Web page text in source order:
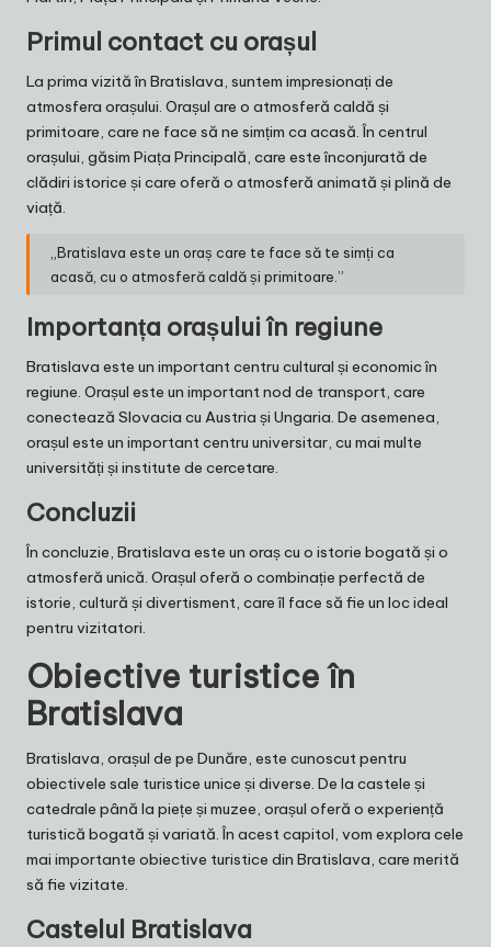
Primul contact cu orașul
La prima vizită în Bratislava, suntem impresionați de
atmosfera orașului. Orașul are o atmosferă caldă și
primitoare, care ne face să ne simțim ca acasă. În centrul
orașului, găsim Piața Principală, care este înconjurată de
clădiri istorice și care oferă o atmosferă animată și plină de
viață.
„Bratislava este un oraș care te face să te simți ca
acasă, cu o atmosferă caldă și primitoare.”
Importanța orașului în regiune
Bratislava este un important centru cultural și economic în
regiune. Orașul este un important nod de transport, care
conectează Slovacia cu Austria și Ungaria. De asemenea,
orașul este un important centru universitar, cu mai multe
universități și institute de cercetare.
Concluzii
În concluzie, Bratislava este un oraș cu o istorie bogată și o
atmosferă unică. Orașul oferă o combinație perfectă de
istorie, cultură și divertisment, care îl face să fie un loc ideal
pentru vizitatori.
Obiective turistice în
Bratislava
Bratislava, orașul de pe Dunăre, este cunoscut pentru
obiectivele sale turistice unice și diverse. De la castele și
catedrale până la piețe și muzee, orașul oferă o experiență
turistică bogată și variată. În acest capitol, vom explora cele
mai importante obiective turistice din Bratislava, care merită
să fie vizitate.
Castelul Bratislava